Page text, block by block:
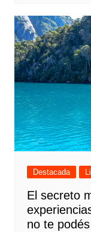
Destacada
El secreto
no te